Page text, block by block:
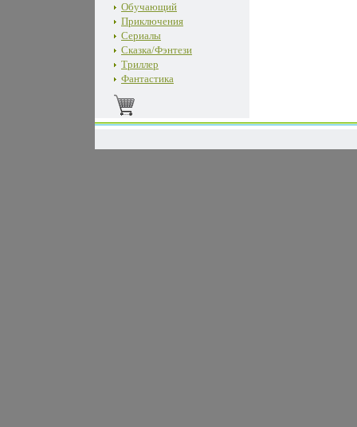
Обучающий
Приключения
Сериалы
Сказка/Фэнтези
Триллер
Фантастика